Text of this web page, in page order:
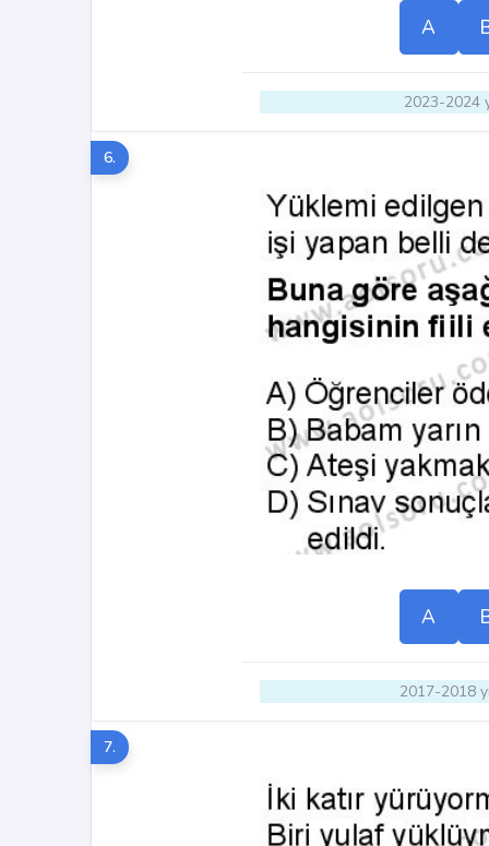
A
2023-2024
6.
A
2017-2018
7.